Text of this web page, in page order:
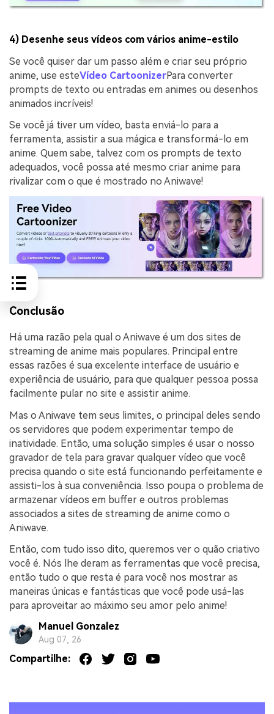
4) Desenhe seus vídeos com vários anime-estilo
Se você quiser dar um passo além e criar seu próprio
anime, use esteVídeo CartoonizerPara converter
prompts de texto ou entradas em animes ou desenhos
animados incríveis!
Se você já tiver um vídeo, basta enviá-lo para a
ferramenta, assistir a sua mágica e transformá-lo em
anime. Quem sabe, talvez com os prompts de texto
adequados, você possa até mesmo criar anime para
rivalizar com o que é mostrado no Aniwave!
Conclusão
Há uma razão pela qual o Aniwave é um dos sites de
streaming de anime mais populares. Principal entre
essas razões é sua excelente interface de usuário e
experiência de usuário, para que qualquer pessoa possa
facilmente pular no site e assistir anime.
Mas o Aniwave tem seus limites, o principal deles sendo
os servidores que podem experimentar tempo de
inatividade. Então, uma solução simples é usar o nosso
gravador de tela para gravar qualquer vídeo que você
precisa quando o site está funcionando perfeitamente e
assisti-los à sua conveniência. Isso poupa o problema de
armazenar vídeos em buffer e outros problemas
associados a sites de streaming de anime como o
Aniwave.
Então, com tudo isso dito, queremos ver o quão criativo
você é. Nós lhe deram as ferramentas que você precisa,
então tudo o que resta é para você nos mostrar as
maneiras únicas e fantásticas que você pode usá-las
para aproveitar ao máximo seu amor pelo anime!
Manuel Gonzalez
Aug 07, 26
Compartilhe: